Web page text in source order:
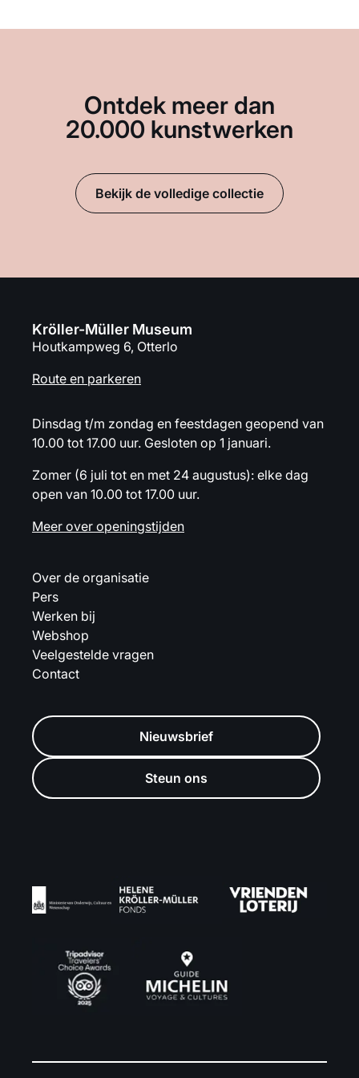
Ontdek meer dan
20.000 kunstwerken
Bekijk de volledige collectie
Kröller-Müller Museum
Houtkampweg 6, Otterlo
Route en parkeren
Dinsdag t/m zondag en feestdagen geopend van
10.00 tot 17.00 uur. Gesloten op 1 januari.
Zomer (6 juli tot en met 24 augustus): elke dag
open van 10.00 tot 17.00 uur.
Meer over openingstijden
Over de organisatie
Pers
Werken bij
Webshop
Veelgestelde vragen
Contact
Nieuwsbrief
Steun ons